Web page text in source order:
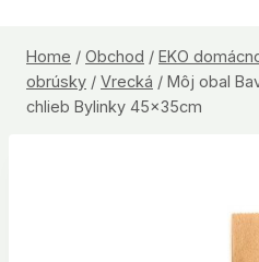
Home / Obchod / EKO
obrúsky / Vrecká / Môj obal
chlieb Bylinky 45x35cm